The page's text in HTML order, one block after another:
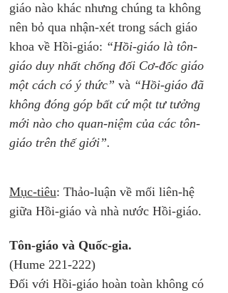
giáo nào khác nhưng chúng ta không
nên bỏ qua nhận-xét trong sách giáo
khoa về Hồi-giáo: “Hồi-giáo là tôn-
giáo duy nhất chống đối Cơ-đốc giáo
một cách có ý thức” và “Hồi-giáo đã
không đóng góp bất cứ một tư tưởng
mới nào cho quan-niệm của các tôn-
giáo trên thế giới”.
Mục-tiêu: Thảo-luận về mối liên-hệ
giữa Hồi-giáo và nhà nước Hồi-giáo.
Tôn-giáo và Quốc-gia.
(Hume 221-222)
Đối với Hồi-giáo hoàn toàn không có